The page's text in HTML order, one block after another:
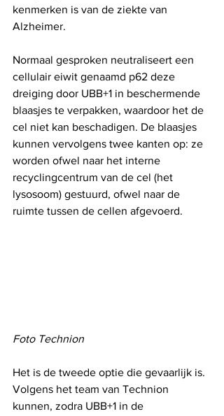
kenmerken is van de ziekte van
Alzheimer.
Normaal gesproken neutraliseert een
cellulair eiwit genaamd p62 deze
dreiging door UBB+1 in beschermende
blaasjes te verpakken, waardoor het de
cel niet kan beschadigen. De blaasjes
kunnen vervolgens twee kanten op: ze
worden ofwel naar het interne
recyclingcentrum van de cel (het
lysosoom) gestuurd, ofwel naar de
ruimte tussen de cellen afgevoerd.
Foto Technion
Het is de tweede optie die gevaarlijk is.
Volgens het team van Technion
kunnen, zodra UBB+1 in de